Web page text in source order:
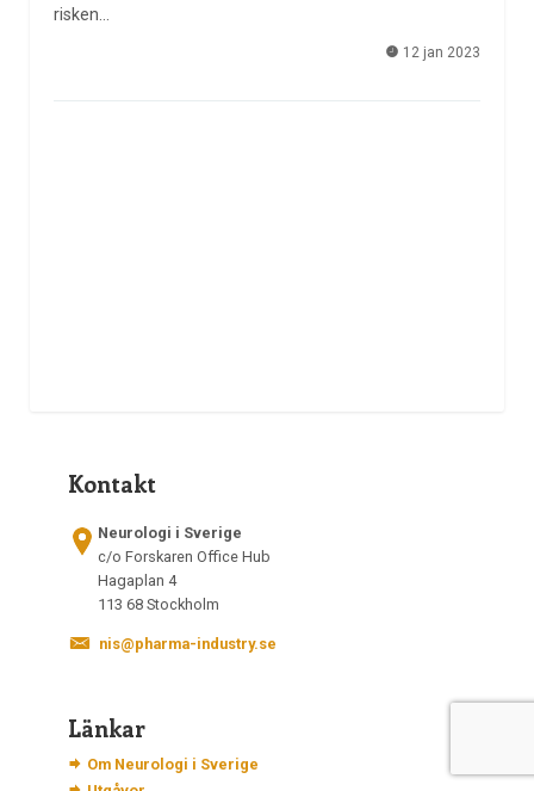
risken…
12 jan 2023
Kontakt
Neurologi i Sverige
c/o Forskaren Office Hub
Hagaplan 4
113 68 Stockholm
nis@pharma-industry.se
Länkar
Om Neurologi i Sverige